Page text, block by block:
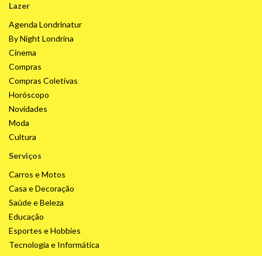
Lazer
Agenda Londrinatur
By Night Londrina
Cinema
Compras
Compras Coletivas
Horóscopo
Novidades
Moda
Cultura
Serviços
Carros e Motos
Casa e Decoração
Saúde e Beleza
Educação
Esportes e Hobbies
Tecnologia e Informática